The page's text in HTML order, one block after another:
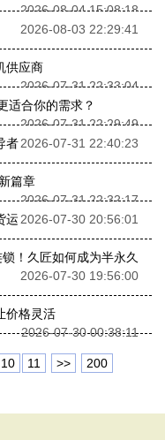
2026-08-04 15:08:18
2026-08-03 22:29:41
供应商
2026-07-31 22:33:04
适合你的需求？
2026-07-31 22:29:49
者2026-07-31 22:40:23
篇章
2026-07-31 22:32:17
运 2026-07-30 20:56:01
！久匠如何成为半永久
2026-07-30 19:56:00
价格灵活
2026-07-30 00:38:11
10 11 >> 200